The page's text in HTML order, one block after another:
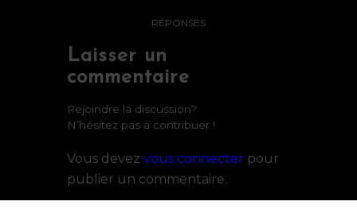
RÉPONSES
Laisser un
commentaire
Rejoindre la discussion?
N’hésitez pas à contribuer !
Vous devez vous connecter pour
publier un commentaire.